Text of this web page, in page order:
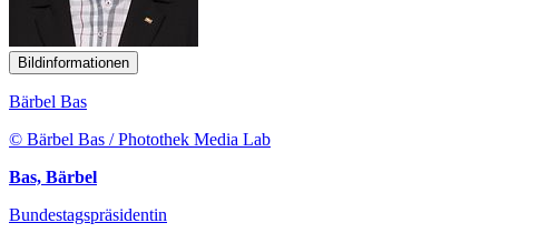
Bildinformationen
Bärbel Bas
© Bärbel Bas / Photothek Media Lab
Bas, Bärbel
Bundestagspräsidentin